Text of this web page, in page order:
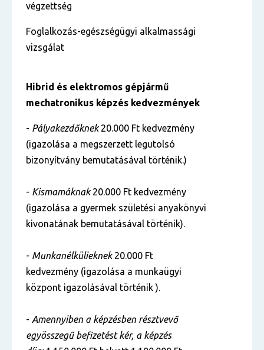
végzettség
Foglalkozás-egészségügyi alkalmassági
vizsgálat
Hibrid és elektromos gépjármű
mechatronikus képzés kedvezmények
- Pályakezdőknek20.000 Ft kedvezmény
(igazolása a megszerzett legutolsó
bizonyítvány bemutatásával történik.)
- Kismamáknak20.000 Ft kedvezmény
(igazolása a gyermek születési anyakönyvi
kivonatának bemutatásával történik).
- Munkanélkülieknek20.000 Ft
kedvezmény (igazolása a munkaügyi
központ igazolásával történik ).
- Amennyiben a képzésben résztvevő
egyösszegű befizetést kér, a képzés